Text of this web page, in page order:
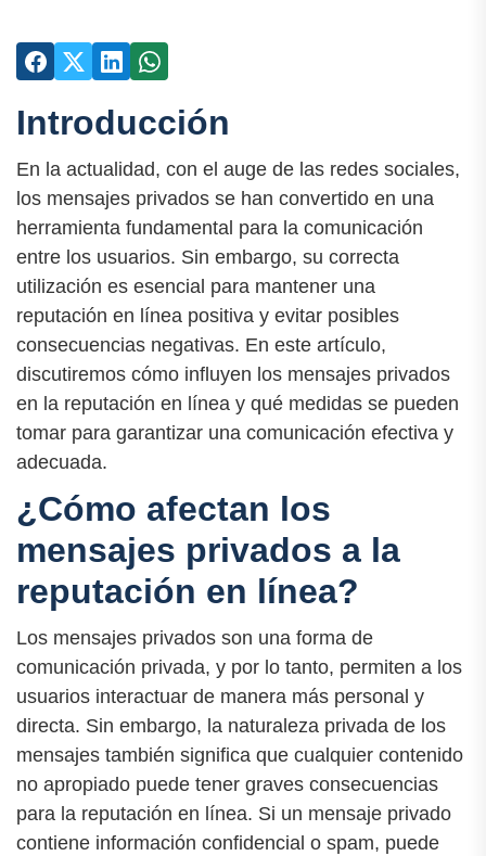
Introducción
En la actualidad, con el auge de las redes sociales,
los mensajes privados se han convertido en una
herramienta fundamental para la comunicación
entre los usuarios. Sin embargo, su correcta
utilización es esencial para mantener una
reputación en línea positiva y evitar posibles
consecuencias negativas. En este artículo,
discutiremos cómo influyen los mensajes privados
en la reputación en línea y qué medidas se pueden
tomar para garantizar una comunicación efectiva y
adecuada.
¿Cómo afectan los
mensajes privados a la
reputación en línea?
Los mensajes privados son una forma de
comunicación privada, y por lo tanto, permiten a los
usuarios interactuar de manera más personal y
directa. Sin embargo, la naturaleza privada de los
mensajes también significa que cualquier contenido
no apropiado puede tener graves consecuencias
para la reputación en línea. Si un mensaje privado
contiene información confidencial o spam, puede